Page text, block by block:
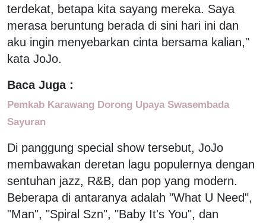
terdekat, betapa kita sayang mereka. Saya
merasa beruntung berada di sini hari ini dan
aku ingin menyebarkan cinta bersama kalian,"
kata JoJo.
Baca Juga :
Pemkab Karawang Dorong Upaya Swasembada
Sayuran
Di panggung special show tersebut, JoJo
membawakan deretan lagu populernya dengan
sentuhan jazz, R&B, dan pop yang modern.
Beberapa di antaranya adalah "What U Need",
"Man", "Spiral Szn", "Baby It's You", dan